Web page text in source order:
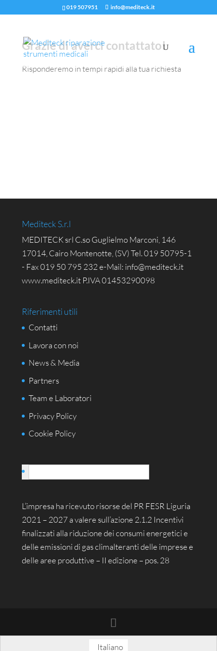
019 507951 info@mediteck.it
Grazie di averci contattato!
Risponderemo in tempi rapidi alla tua richiesta
Mediteck S.r.l
MEDITECK srl C.so Guglielmo Marconi, 146
17014, Cairo Montenotte, (SV) Tel. 019 50795-1
- Fax 019 50 795 232 e-Mail: info@mediteck.it
www.mediteck.it P.IVA 01453290098
Riferimenti utili
Contatti
Lavora con noi
News & Media
Partners
Team e Laboratori
Privacy Policy
Cookie Policy
L’impresa ha ricevuto risorse del PR FESR Liguria
2021 – 2027 a valere sull’azione 2.1.2 Incentivi
finalizzati alla riduzione dei consumi energetici e
delle emissioni di gas climalteranti delle imprese e
delle aree produttive – II edizione – pos. 28
Italiano